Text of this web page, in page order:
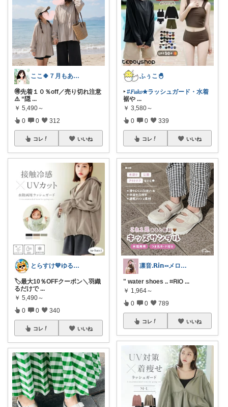
ここ🍀７月もありがとう🍀
🉐先着１０％off／売り切れ注意
⚠️ “隠 ...
￥ 5,490～
0 0 312
コレ いいね
とらすけ💙ゆるミニマリストの愛用品
🏷️最大10％OFFクーポン＼羽織
るだけで ...
￥ 5,490～
0 0 340
コレ いいね
ふぅこ🐣
‣#𝐹𝑢𝑘𝑜✮ラッシュガード・水着
裾や ...
￥ 3,580～
0 0 339
コレ いいね
凛音.𝗥𝗶𝗻༝༝メロウな暮らし🧸
" water shoes .. ⌗𝖱𝖨𝖮 ...
￥ 1,964～
0 0 789
コレ いいね